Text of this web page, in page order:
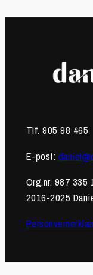
Tlf. 905 98 465
E-post:
Org.nr. 987 335
2016-2025